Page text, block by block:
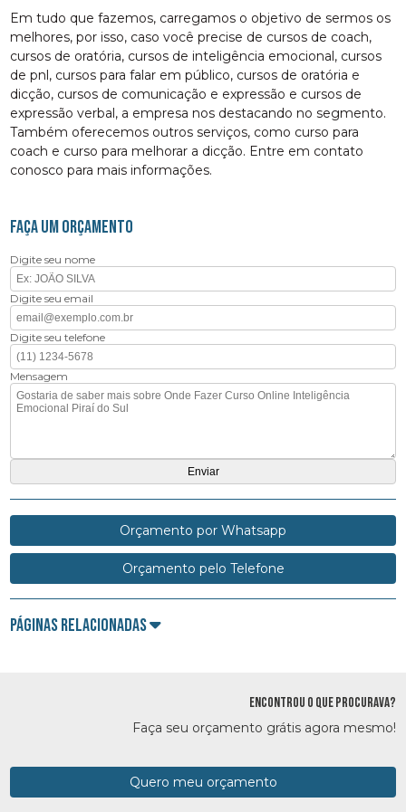
Em tudo que fazemos, carregamos o objetivo de sermos os
melhores, por isso, caso você precise de cursos de coach,
cursos de oratória, cursos de inteligência emocional, cursos
de pnl, cursos para falar em público, cursos de oratória e
dicção, cursos de comunicação e expressão e cursos de
expressão verbal, a empresa nos destacando no segmento.
Também oferecemos outros serviços, como curso para
coach e curso para melhorar a dicção. Entre em contato
conosco para mais informações.
FAÇA UM ORÇAMENTO
Digite seu nome
Digite seu email
Digite seu telefone
Mensagem
Orçamento por Whatsapp
Orçamento pelo Telefone
Páginas Relacionadas
ENCONTROU O QUE PROCURAVA?
Faça seu orçamento grátis agora mesmo!
Quero meu orçamento